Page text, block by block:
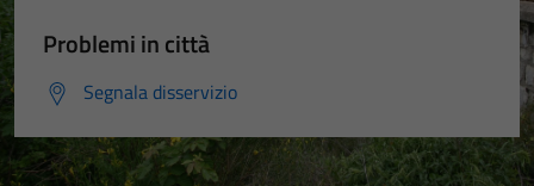
Problemi in città
Segnala disservizio